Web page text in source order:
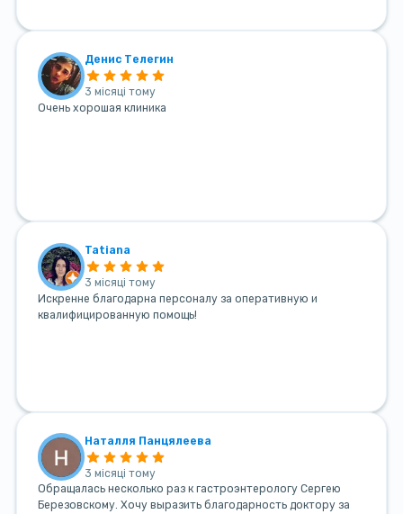
Денис Телегин
3 місяці тому
Очень хорошая клиника
Tatiana
3 місяці тому
Искренне благодарна персоналу за оперативную и
квалифицированную помощь!
Наталля Панцялеева
3 місяці тому
Обращалась несколько раз к гастроэнтерологу Сергею
Березовскому. Хочу выразить благодарность доктору за